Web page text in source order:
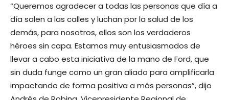
“Queremos agradecer a todas las personas que día a
día salen a las calles y luchan por la salud de los
demás, para nosotros, ellos son los verdaderos
héroes sin capa. Estamos muy entusiasmados de
llevar a cabo esta iniciativa de la mano de Ford, que
sin duda funge como un gran aliado para amplificarla
impactando de forma positiva a más personas”, dijo